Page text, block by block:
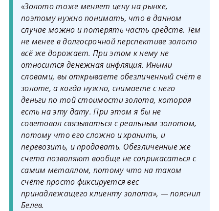
«Золото тоже меняет цену на рынке,
поэтому нужно понимать, что в данном
случае можно и потерять часть средств. Тем
не менее в долгосрочной перспективе золото
всё же дорожает. При этом к нему не
относится денежная инфляция. Иными
словами, вы открываете обезличенный счёт в
золоте, а когда нужно, снимаете с него
деньги по той стоимости золота, которая
есть на эту дату. При этом я бы не
советовал связываться с реальным золотом,
потому что его сложно и хранить, и
перевозить, и продавать. Обезличенные же
счета позволяют вообще не соприкасаться с
самим металлом, потому что на таком
счёте просто фиксируется вес
принадлежащего клиенту золота», — пояснил
Белев.